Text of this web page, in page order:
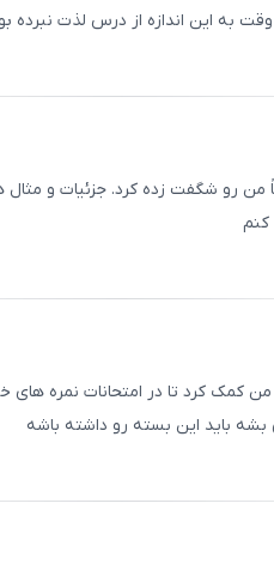
به این اندازه از درس لذت نبرده
من رو شگفت ‌زده کرد. جزئیات و
کرد تا در امتحانات نمره‌ های
باید این بسته رو داشته باشه